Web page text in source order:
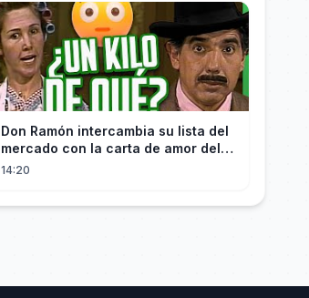
Don Ramón intercambia su lista del
mercado con la carta de amor del
Profesor
14:20